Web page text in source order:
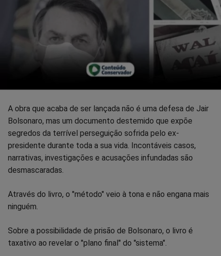
A obra que acaba de ser lançada não é uma defesa de Jair
Bolsonaro, mas um documento destemido que expõe
segredos da terrível perseguição sofrida pelo ex-
presidente durante toda a sua vida. Incontáveis casos,
narrativas, investigações e acusações infundadas são
desmascaradas.
Através do livro, o "método" veio à tona e não engana mais
ninguém.
Sobre a possibilidade de prisão de Bolsonaro, o livro é
taxativo ao revelar o "plano final" do "sistema".